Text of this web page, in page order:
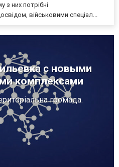
з них потрібні
військовими спеціал...
с новыми
комплексами
громада.